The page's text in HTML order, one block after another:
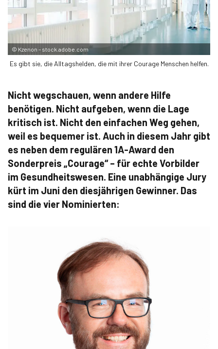
© Kzenon – stock.adobe.com
Es gibt sie, die Alltagshelden, die mit ihrer Courage Menschen helfen.
Nicht wegschauen, wenn andere Hilfe
benötigen. Nicht aufgeben, wenn die Lage
kritisch ist. Nicht den einfachen Weg gehen,
weil es bequemer ist. Auch in diesem Jahr gibt
es neben dem regulären 1A-Award den
Sonderpreis „Courage“ – für echte Vorbilder
im Gesundheitswesen. Eine unabhängige Jury
kürt im Juni den diesjährigen Gewinner. Das
sind die vier Nominierten: